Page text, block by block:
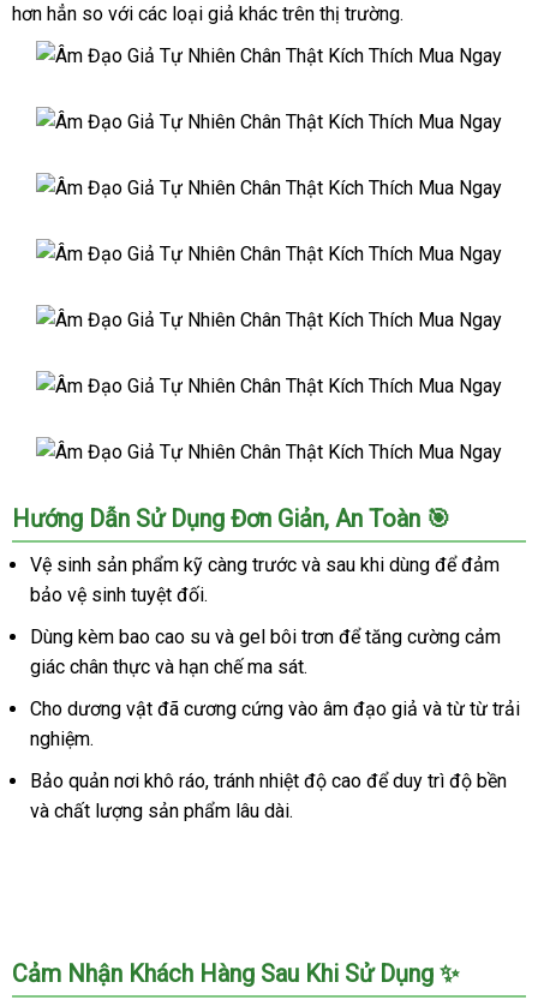
hơn hẳn so với các loại giả khác trên thị trường.
Âm
Đạo
Tự
Chân
Thật
Thích
Ngay
Âm
Đạo
Tự
Chân
Thật
Thích
Ngay
Âm
Đạo
Tự
Chân
Thật
Thích
Ngay
Âm
Đạo
Tự
Chân
Thật
Thích
Mua
Ngay
Âm
Đạo
Tự
Chân
Thật
Kích
Thích
Mua
Ngay
Âm
Đạo
Tự
Nhiên
Chân
Thật
Thích
Mua
Ngay
Âm
Đạo
Giả
Tự
Nhiên
Chân
Thật
Thích
Mua
Ngay
Hướng Dẫn Sử Dụng Đơn Giản, An Toàn 🎯
Vệ sinh sản phẩm kỹ càng trước và sau khi dùng để đảm
bảo vệ sinh tuyệt đối.
Dùng kèm bao cao su và gel bôi trơn để tăng cường cảm
giác chân thực và hạn chế ma sát.
Cho dương vật đã cương cứng vào âm đạo giả và từ từ trải
nghiệm.
Bảo quản nơi khô ráo, tránh nhiệt độ cao để duy trì độ bền
và chất lượng sản phẩm lâu dài.
Cảm Nhận Khách Hàng Sau Khi Sử Dụng ✨